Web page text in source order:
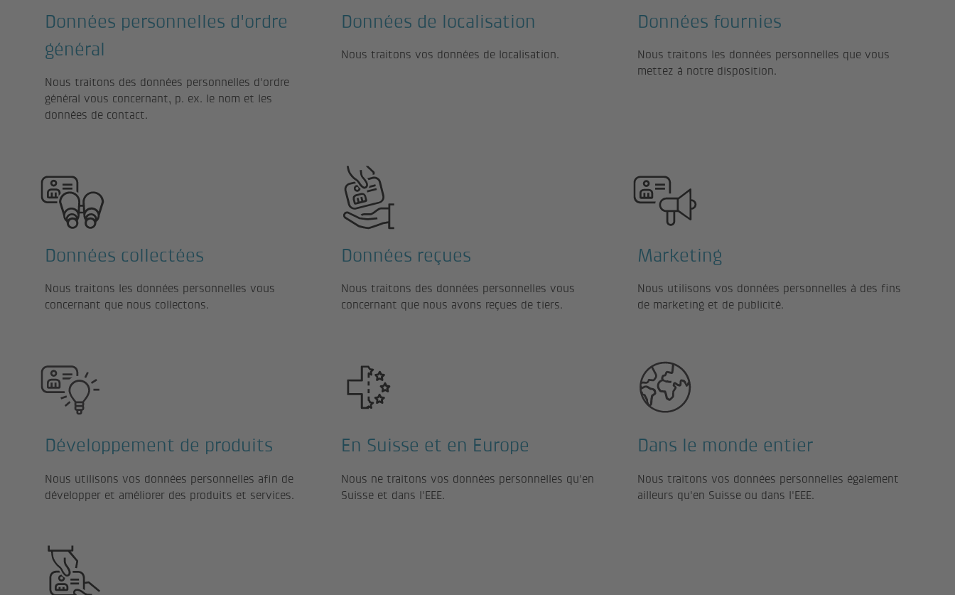
Données personnelles d'ordre
général
Nous traitons des données personnelles d'ordre
général vous concernant, p. ex. le nom et les
données de contact.
Données de localisation
Nous traitons vos données de localisation.
Données fournies
Nous traitons les données personnelles que vous
mettez à notre disposition.
Données collectées
Nous traitons les données personnelles vous
concernant que nous collectons.
Données reçues
Nous traitons des données personnelles vous
concernant que nous avons reçues de tiers.
Marketing
Nous utilisons vos données personnelles à des fins
de marketing et de publicité.
Développement de produits
Nous utilisons vos données personnelles afin de
développer et améliorer des produits et services.
En Suisse et en Europe
Nous ne traitons vos données personnelles qu'en
Suisse et dans l'EEE.
Dans le monde entier
Nous traitons vos données personnelles également
ailleurs qu'en Suisse ou dans l'EEE.